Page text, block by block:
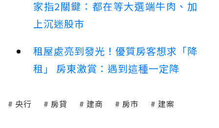
家指2關鍵：都在等大選端牛肉、加
上沉迷股市
租屋處亮到發光！優質房客想求「降
租」 房東激賞：遇到這種一定降
央行 房貸 建商 房市 建案